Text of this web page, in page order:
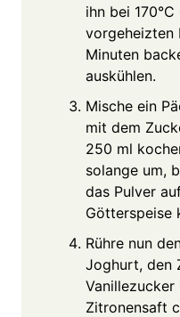
ihn bei
vorgeheizten
Minuten
auskühlen.
Mische ein
mit dem
250 ml
solange um,
das Pulver
Götterspeise
Rühre nun
Joghurt, den
Vanillezucker
Zitronensaft